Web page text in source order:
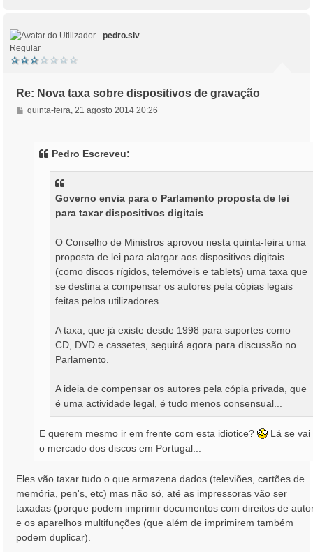
pedro.slv
Regular
Re: Nova taxa sobre dispositivos de gravação
M
e
quinta-feira, 21 agosto 2014 20:26
Pedro Escreveu:
Governo envia para o Parlamento proposta de lei
para taxar dispositivos digitais
O Conselho de Ministros aprovou nesta quinta-feira uma
proposta de lei para alargar aos dispositivos digitais
(como discos rígidos, telemóveis e tablets) uma taxa que
se destina a compensar os autores pela cópias legais
feitas pelos utilizadores.
A taxa, que já existe desde 1998 para suportes como
CD, DVD e cassetes, seguirá agora para discussão no
Parlamento.
A ideia de compensar os autores pela cópia privada, que
é uma actividade legal, é tudo menos consensual...
E querem mesmo ir em frente com esta idiotice?
Lá se vai
o mercado dos discos em Portugal...
Eles vão taxar tudo o que armazena dados (televiões, cartões de
memória, pen's, etc) mas não só, até as impressoras vão ser
taxadas (porque podem imprimir documentos com direitos de
e os aparelhos multifunções (que além de imprimirem também
podem duplicar).